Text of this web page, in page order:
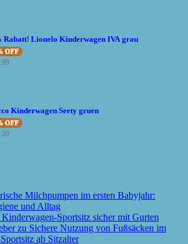
Rabatt! Lionelo Kinderwagen IVA grau
OFF
Kinderwagen Seety gruen
OFF
Milchpumpen im ersten Babyjahr:
und Alltag